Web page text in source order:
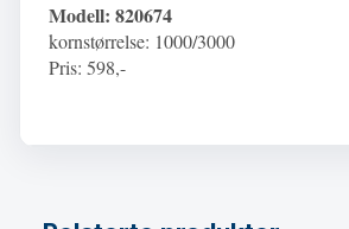
Modell: 820674
kornstørrelse: 1000/3000
Pris: 598,-